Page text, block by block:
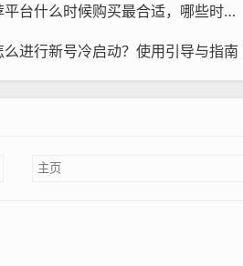
时候购买最合适，哪些时间段更划算与预测研究
进行新号冷启动？使用引导与指南